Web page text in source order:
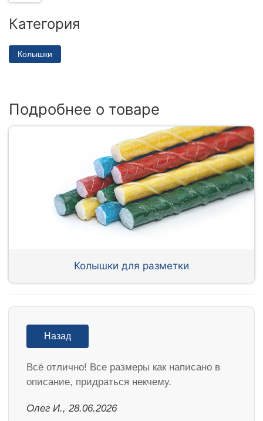
Категория
Колышки
Подробнее о товаре
Колышки для разметки
Назад
Всё отлично! Все размеры как написано в
описание, придраться некчему.
Олег И., 28.06.2026